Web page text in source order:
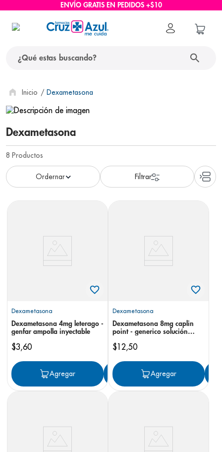
ENVÍO GRATIS EN PEDIDOS +$10
Dexametasona
Dexametasona
8 Productos
Dexametasona
Dexametasona 4mg leterago -
genfar ampolla inyectable
$3,60
Agregar Agregar
Dexametasona
Dexametasona 8mg caplin
point - generico solución
$12,50
Agregar
términos más buscados
1. protector solar
2. pañales
3. eucerin
4. cerave
nivea
6. shampoo
pediasure
desodorante